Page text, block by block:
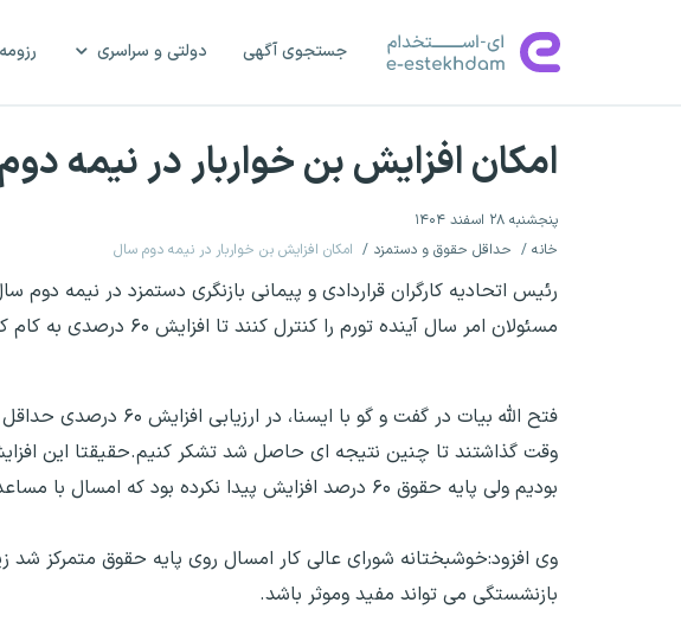
جستجوی آگهی دولتی و سراسری
امکان افزایش بن خواربار در نیمه
پنجشنبه ۲۸ اسفند ۱۴۰۴
خانه
حداقل حقوق و دستمزد امکان افزایش بن خواربار در نیمه دوم سال
مسئولان امر سال آینده تورم را کنترل کنند تا افزایش ۶۰ درصدی به کام کارگران تلخ نشود.
فتح الله بیات در گفت و
بودیم ولی پایه حقوق ۶۰ درصد افزایش پیدا نکرده بود که امسال با مساعدت همه اعضای شورای عالی کار رقم خورد.
وی افزود:خوشبختانه شورای عالی کار امسال روی پایه حقوق متمرکز
بازنشستگی می تواند مفید وموثر باشد.